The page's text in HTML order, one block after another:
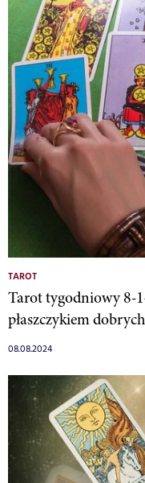
TAROT
Tarot tygodniowy 8-
płaszczykiem
08.08.2024